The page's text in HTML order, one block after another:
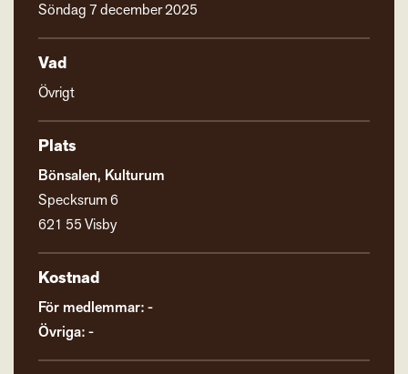
Söndag 7 december 2025
Vad
Övrigt
Plats
Bönsalen, Kulturum
Specksrum 6
621 55 Visby
Kostnad
För medlemmar: -
Övriga: -